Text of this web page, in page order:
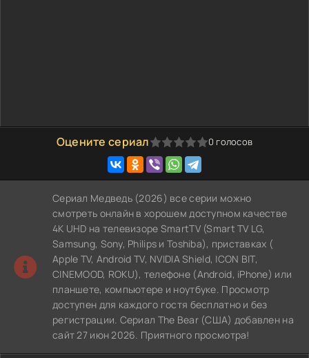
Оцените сериал
1 2 3 4 5 0 голосов
Сериал Медведь (2026) все серии можно
смотреть онлайн в хорошем доступном качестве
4K UHD на телевизоре SmartTV (Smart TV LG,
Samsung, Sony, Philips и Toshiba), приставках (
Apple TV, Android TV, NVIDIA Shield, ICON BIT,
CINEMOOD, ROKU), телефоне (Android, iPhone) или
планшете, компьютере и ноутбуке. Просмотр
доступен для каждого гостя бесплатно и без
регистрации. Сериал The Bear (США) добавлен на
сайт 27 июн 2026. Приятного просмотра!